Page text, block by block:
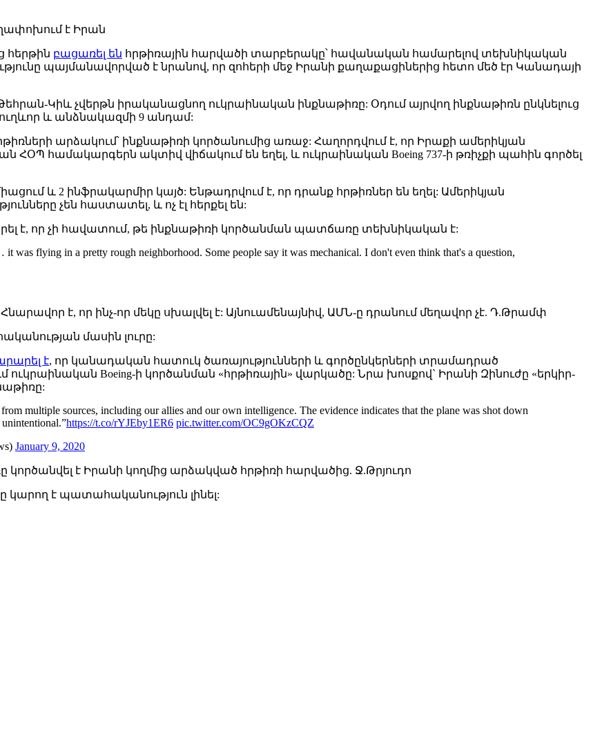
է Իրան
հերթին բացառել են հրթիռային հարվածի տարբերակը՝ հավանական համարելով տեխնիկական
պայմանավորված է նրանով, որ զոհերի մեջ Իրանի քաղաքացիներից հետո մեծ էր Կանադայի
Թեհրան-Կիև չվերթն իրականացնող ուկրաինական ինքնաթիռը: Օդում այրվող ինքնաթիռն ընկնելուց
ուղևոր և անձնակազմի 9 անդամ:
արձակում՝ ինքնաթիռի կործանումից առաջ: Հաղորդվում է, որ Իրաքի ամերիկյան
համակարգերն ակտիվ վիճակում են եղել, և ուկրաինական Boeing 737-ի թռիչքի պահին գործել
և 2 ինֆրակարմիր կայծ: Ենթադրվում է, որ դրանք հրթիռներ են եղել: Ամերիկյան
չեն հաստատել, և ոչ էլ հերքել են:
է, որ չի հավատում, թե ինքնաթիռի կործանման պատճառը տեխնիկական է:
was flying in a pretty rough neighborhood. Some people say it was mechanical. I don't even think that's a question,
է, որ ինչ-որ մեկը սխալվել է: Այնուամենայնիվ, ԱՄՆ-ը դրանում մեղավոր չէ. Դ.Թրամփ
մասին լուրը:
է, որ կանադական հատուկ ծառայությունների և գործընկերների տրամադրած
Boeing-ի կործանման «հրթիռային» վարկածը: Նրա խոսքով` Իրանի Զինուժը «երկիր-
multiple sources, including our allies and our own intelligence. The evidence indicates that the plane was shot down
https://t.co/rYJEby1ER6 pic.twitter.com/OC9gOKzCQZ
January 9, 2020
է Իրանի կողմից արձակված հրթիռի հարվածից. Ջ.Թրյուդո
է պատահականություն լինել: